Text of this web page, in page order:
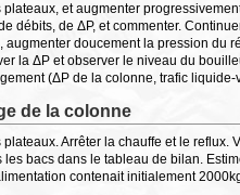
et augmenter
débits, de ΔP, et commenter.
augmenter doucement la pression du
la ΔP et observer le niveau du
(ΔP de la colonne, trafic
de la colonne
Arrêter la chauffe et le
les bacs dans le tableau de bilan.
contenait initialement